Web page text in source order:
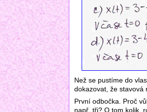
Než se pustíme do
dokazovat, že stavová
První odbočka. Proč
např. tři? O tom kolik,